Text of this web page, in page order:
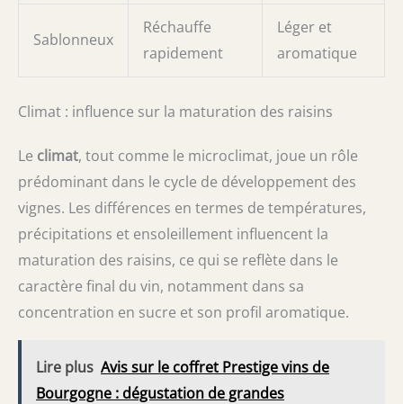
Sablonneux
Réchauffe
rapidement
Léger et
aromatique
Climat : influence sur la maturation des raisins
Le climat, tout comme le microclimat, joue un rôle
prédominant dans le cycle de développement des
vignes. Les différences en termes de températures,
précipitations et ensoleillement influencent la
maturation des raisins, ce qui se reflète dans le
caractère final du vin, notamment dans sa
concentration en sucre et son profil aromatique.
Lire plus Avis sur le coffret Prestige vins de
Bourgogne : dégustation de grandes